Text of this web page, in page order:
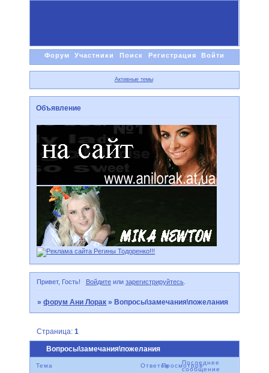
Форум Участники Поиск Регистрация Войти
Активные темы
Объявление
Привет, Гость! Войдитеили зарегистрируйтесь.
»форум Ани Лорак » Вопросы\замечания\пожелания
Вопросы\замечания\пожелания
Страница:1
Тема ОтветовПросмотров
Последнее
сообщение